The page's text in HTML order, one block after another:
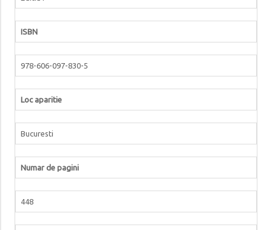
ISBN
978-606-097-830-5
Loc aparitie
Bucuresti
Numar de pagini
448